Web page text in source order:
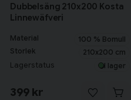
Dubbelsäng 210x200 Kosta
Linnewäfveri
Material
100 % Bomull
Storlek
210x200 cm
Lagerstatus I lager
399 kr